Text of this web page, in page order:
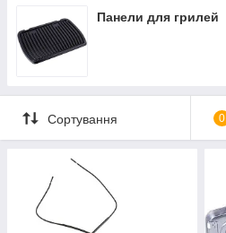
Панели для грилей
Сортування 0